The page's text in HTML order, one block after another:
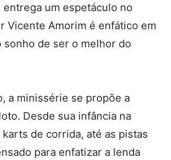
um espetáculo no
Vicente Amorim é enfático em
sonho de ser o melhor do
a minissérie se propõe a
Desde sua infância na
de corrida, até as pistas
para enfatizar a lenda